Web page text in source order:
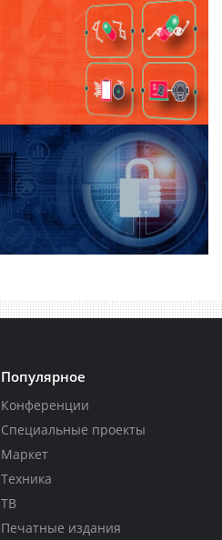
Популярное
Конференции
Специальные проекты
Маркет
Техника
ТВ
Печатные издания